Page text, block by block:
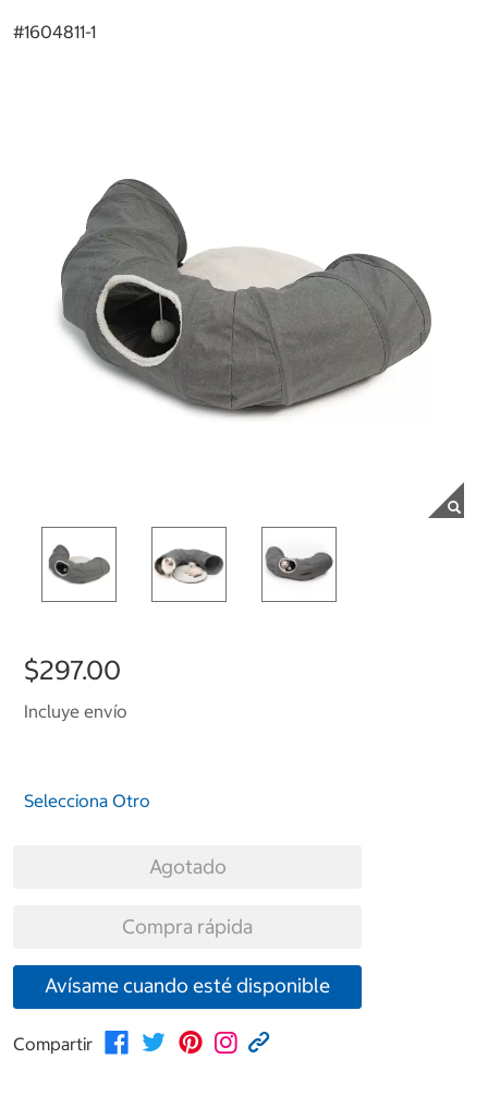
#1604811-1
$297.00
Incluye envío
Selecciona Otro
Agotado
Compra rápida
Avísame cuando esté disponible
Compartir